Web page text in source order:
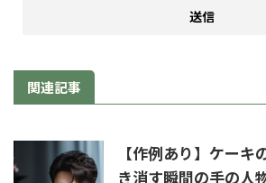
関連記事
【作例あり】ケーキ
き消す瞬間の手の人